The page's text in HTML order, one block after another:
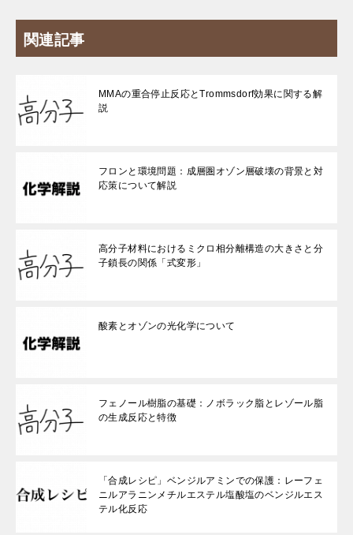
関連記事
MMAの重合停止反応とTrommsdorf効果に関する解
説
フロンと環境問題：成層圏オゾン層破壊の背景と対
応策について解説
高分子材料におけるミクロ相分離構造の大きさと分
子鎖長の関係「式変形」
酸素とオゾンの光化学について
フェノール樹脂の基礎：ノボラック脂とレゾール脂
の生成反応と特徴
「合成レシピ」ベンジルアミンでの保護：レーフェ
ニルアラニンメチルエステル塩酸塩のベンジルエス
テル化反応